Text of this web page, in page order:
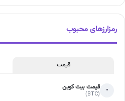
رمزارزهای محبوب
قیمت
• قیمت بیت کوین
(BTC)